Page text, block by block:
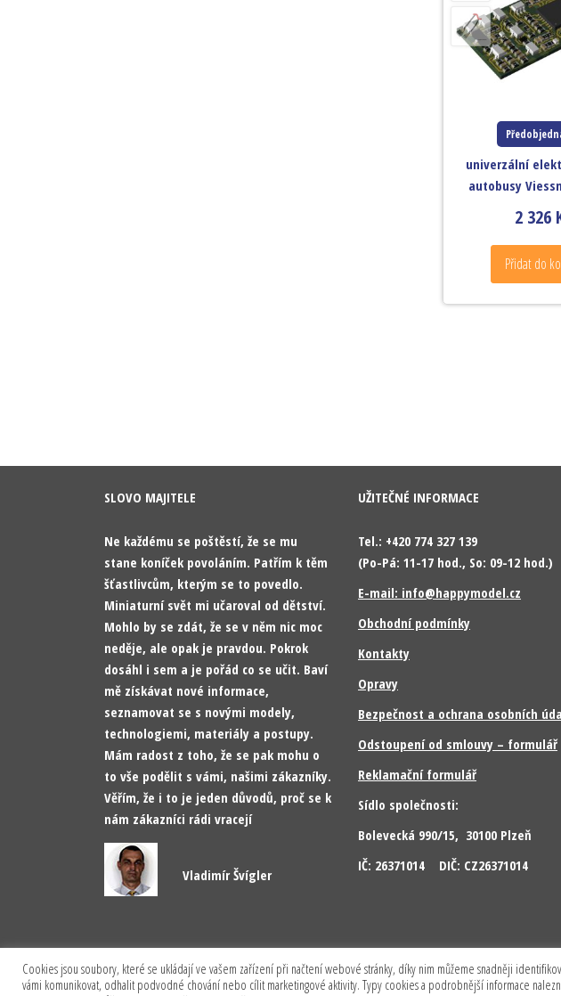
univerzální
autobusy
2 326
Přidat do
SLOVO MAJITELE
Ne každému se poštěstí, že se mu
stane koníček povoláním. Patřím k těm
šťastlivcům, kterým se to povedlo.
Miniaturní svět mi učaroval od dětství.
Mohlo by se zdát, že se v něm nic moc
neděje, ale opak je pravdou. Pokrok
dosáhl i sem a je pořád co se učit. Baví
mě získávat nové informace,
seznamovat se s novými modely,
technologiemi, materiály a postupy.
Mám radost z toho, že se pak mohu o
to vše podělit s vámi, našimi zákazníky.
Věřím, že i to je jeden důvodů, proč se k
nám zákazníci rádi vracejí
Vladimír Švígler
UŽITEČNÉ INFORMACE
Tel.: +420 774 327 139
(Po-Pá: 11-17 hod., So: 09-12 hod.)
E-mail: info@happymodel.cz
Obchodní podmínky
Kontakty
Opravy
Bezpečnost a ochrana osobních
Odstoupení od smlouvy – formulář
Reklamační formulář
Sídlo společnosti:
Bolevecká 990/15, 30100 Plzeň
IČ: 26371014 DIČ: CZ26371014
Copyright © 2026 Happy
Cookies jsou soubory, které se ukládají ve vašem zařízení při načtení webové stránky, díky nim můžeme snadněji
vámi komunikovat, odhalit podvodné chování nebo cílit marketingové aktivity. Typy cookies a podrobnější informace